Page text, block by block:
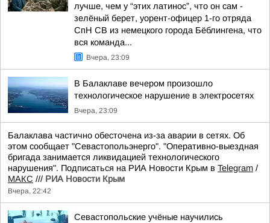
лучше, чем у “этих латинос”, что он сам -
зелёный берет, уорент-офицер 1-го отряда
СпН СВ из немецкого города Бёблингена, что
вся команда...
Вчера, 23:09
В Балаклаве вечером произошло
технологическое нарушение в электросетях
Вчера, 23:09
Балаклава частично обесточена из-за аварии в сетях. Об
этом сообщает "Севастопольэнерго". "Оперативно-выездная
бригада занимается ликвидацией технологического
нарушения". Подписаться на РИА Новости Крым в Telegram /
МАКС /// РИА Новости Крым
Вчера, 22:42
Севастопольские учёные научились